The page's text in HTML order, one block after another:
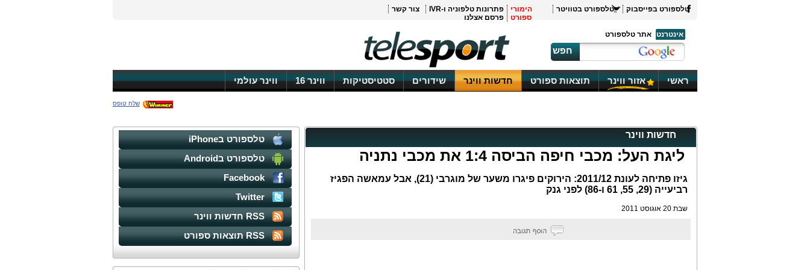
טלספורט בפייסבוק טלספורט בטוויטר
הימורי
ספורט
פתרונות טלפוניה ו-IVR
צור קשר
פרסם אצלנו
אינטרנט
אתר טלספורט
חפש
ראשי אזור ווינר תוצאות ספורט חדשות ווינר שידורים סטטיסטיקות ווינר 16 ווינר עולמי
שלח טופס
חדשות ווינר
ליגת העל: מכבי חיפה הביסה 1:4 את מכבי נתניה
גיזו פתיחה לעונת 2011/12: הירוקים פיגרו משער של מוגרבי (21), אבל עמאשה הפגיז
רביעייה (29, 55, 61 ו-86) לפני גנק
שבת 20 אוגוסט 2011
טלספורט בiPhone
טלספורט בAndroid
Facebook
Twitter
RSS חדשות ווינר
RSS תוצאות ספורט